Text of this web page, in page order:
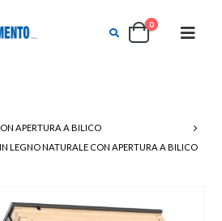
0
APERTURA A BILICO
LEGNO NATURALE CON APERTURA A BILICO